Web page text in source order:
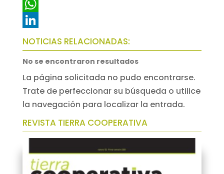
c
e
b
o
o
k
w
t
t
e
r
E
m
a
i
l
W
h
a
t
s
A
p
L
i
n
k
e
I
NOTICIAS RELACIONADAS:
No se encontraron resultados
La página solicitada no pudo encontrarse.
Trate de perfeccionar su búsqueda o utilice
la navegación para localizar la entrada.
REVISTA TIERRA COOPERATIVA